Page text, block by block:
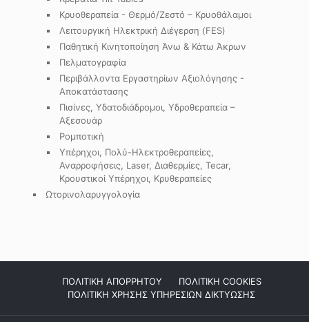
Κρυοθεραπεία - Θερμό/Ζεστό – Κρυοθάλαμοι
Λειτουργική Ηλεκτρική Διέγερση (FES)
Παθητική Κινητοποίηση Άνω & Κάτω Άκρων
Πελματογραφία
Περιβάλλοντα Εργαστηρίων Αξιολόγησης -
Αποκατάστασης
Πισίνες, Υδατοδιάδρομοι, Υδροθεραπεία –
Αξεσουάρ
Ρομποτική
Υπέρηχοι, Πολύ-Ηλεκτροθεραπείες,
Αναρροφήσεις, Laser, Διαθερμίες, Tecar,
Κρουστικοί Υπέρηχοι, Κρυθεραπείες
Ωτορινολαρυγγολογία
ΠΟΛΙΤΙΚΗ ΑΠΟΡΡΗΤΟΥ
ΠΟΛΙΤΙΚΗ COOKIES
ΠΟΛΙΤΙΚΗ ΧΡΗΣΗΣ ΥΠΗΡΕΣΙΩΝ ΔΙΚΤΥΩΣΗΣ